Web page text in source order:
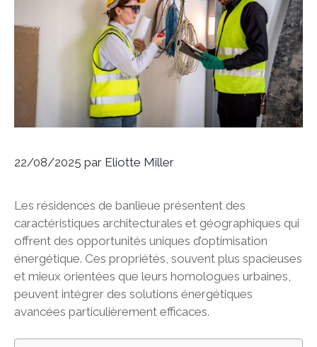
22/08/2025 par Eliotte Miller
Les résidences de banlieue présentent des
caractéristiques architecturales et géographiques qui
offrent des opportunités uniques d’optimisation
énergétique. Ces propriétés, souvent plus spacieuses
et mieux orientées que leurs homologues urbaines,
peuvent intégrer des solutions énergétiques
avancées particulièrement efficaces.